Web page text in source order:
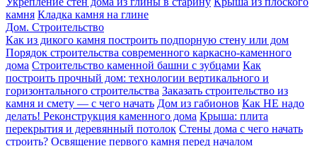
камня Кладка камня на глине
Дом. Строительство
Как из дикого камня построить подпорную стену или дом
Порядок строительства современного каркасно-каменного
дома Строительство каменной башни с зубцами Как
построить прочный дом: технологии вертикального и
горизонтального строительства Заказать строительство из
камня и смету — с чего начать Дом из габионов Как НЕ надо
делать! Реконструкция каменного дома Крыша: плита
перекрытия и деревянный потолок Стены дома с чего начать
строить? Освящение первого камня перед началом